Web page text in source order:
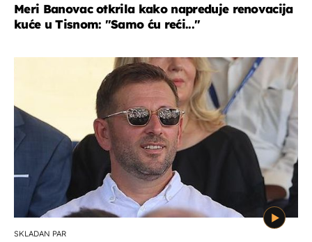
Meri Banovac otkrila kako napreduje renovacija
kuće u Tisnom: "Samo ću reći..."
SKLADAN PAR